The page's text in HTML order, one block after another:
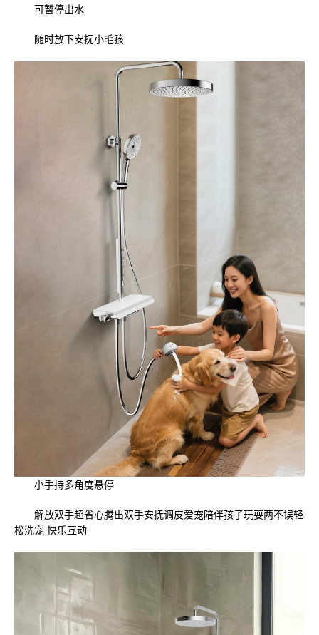
可暂停出水
随时放下安抚小毛孩
小手持多角度悬停
解放双手超省心腾出双手安抚调皮爱宠陪伴孩子玩耍两不误轻
松洗宠 快乐互动